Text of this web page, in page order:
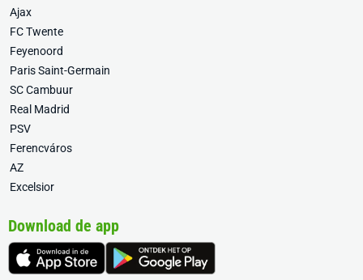
Ajax
FC Twente
Feyenoord
Paris Saint-Germain
SC Cambuur
Real Madrid
PSV
Ferencváros
AZ
Excelsior
Download de app